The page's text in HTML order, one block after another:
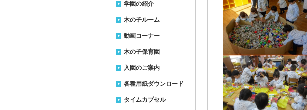
学園の紹介
木の子ルーム
動画コーナー
木の子保育園
入園のご案内
各種用紙ダウンロード
タイムカプセル